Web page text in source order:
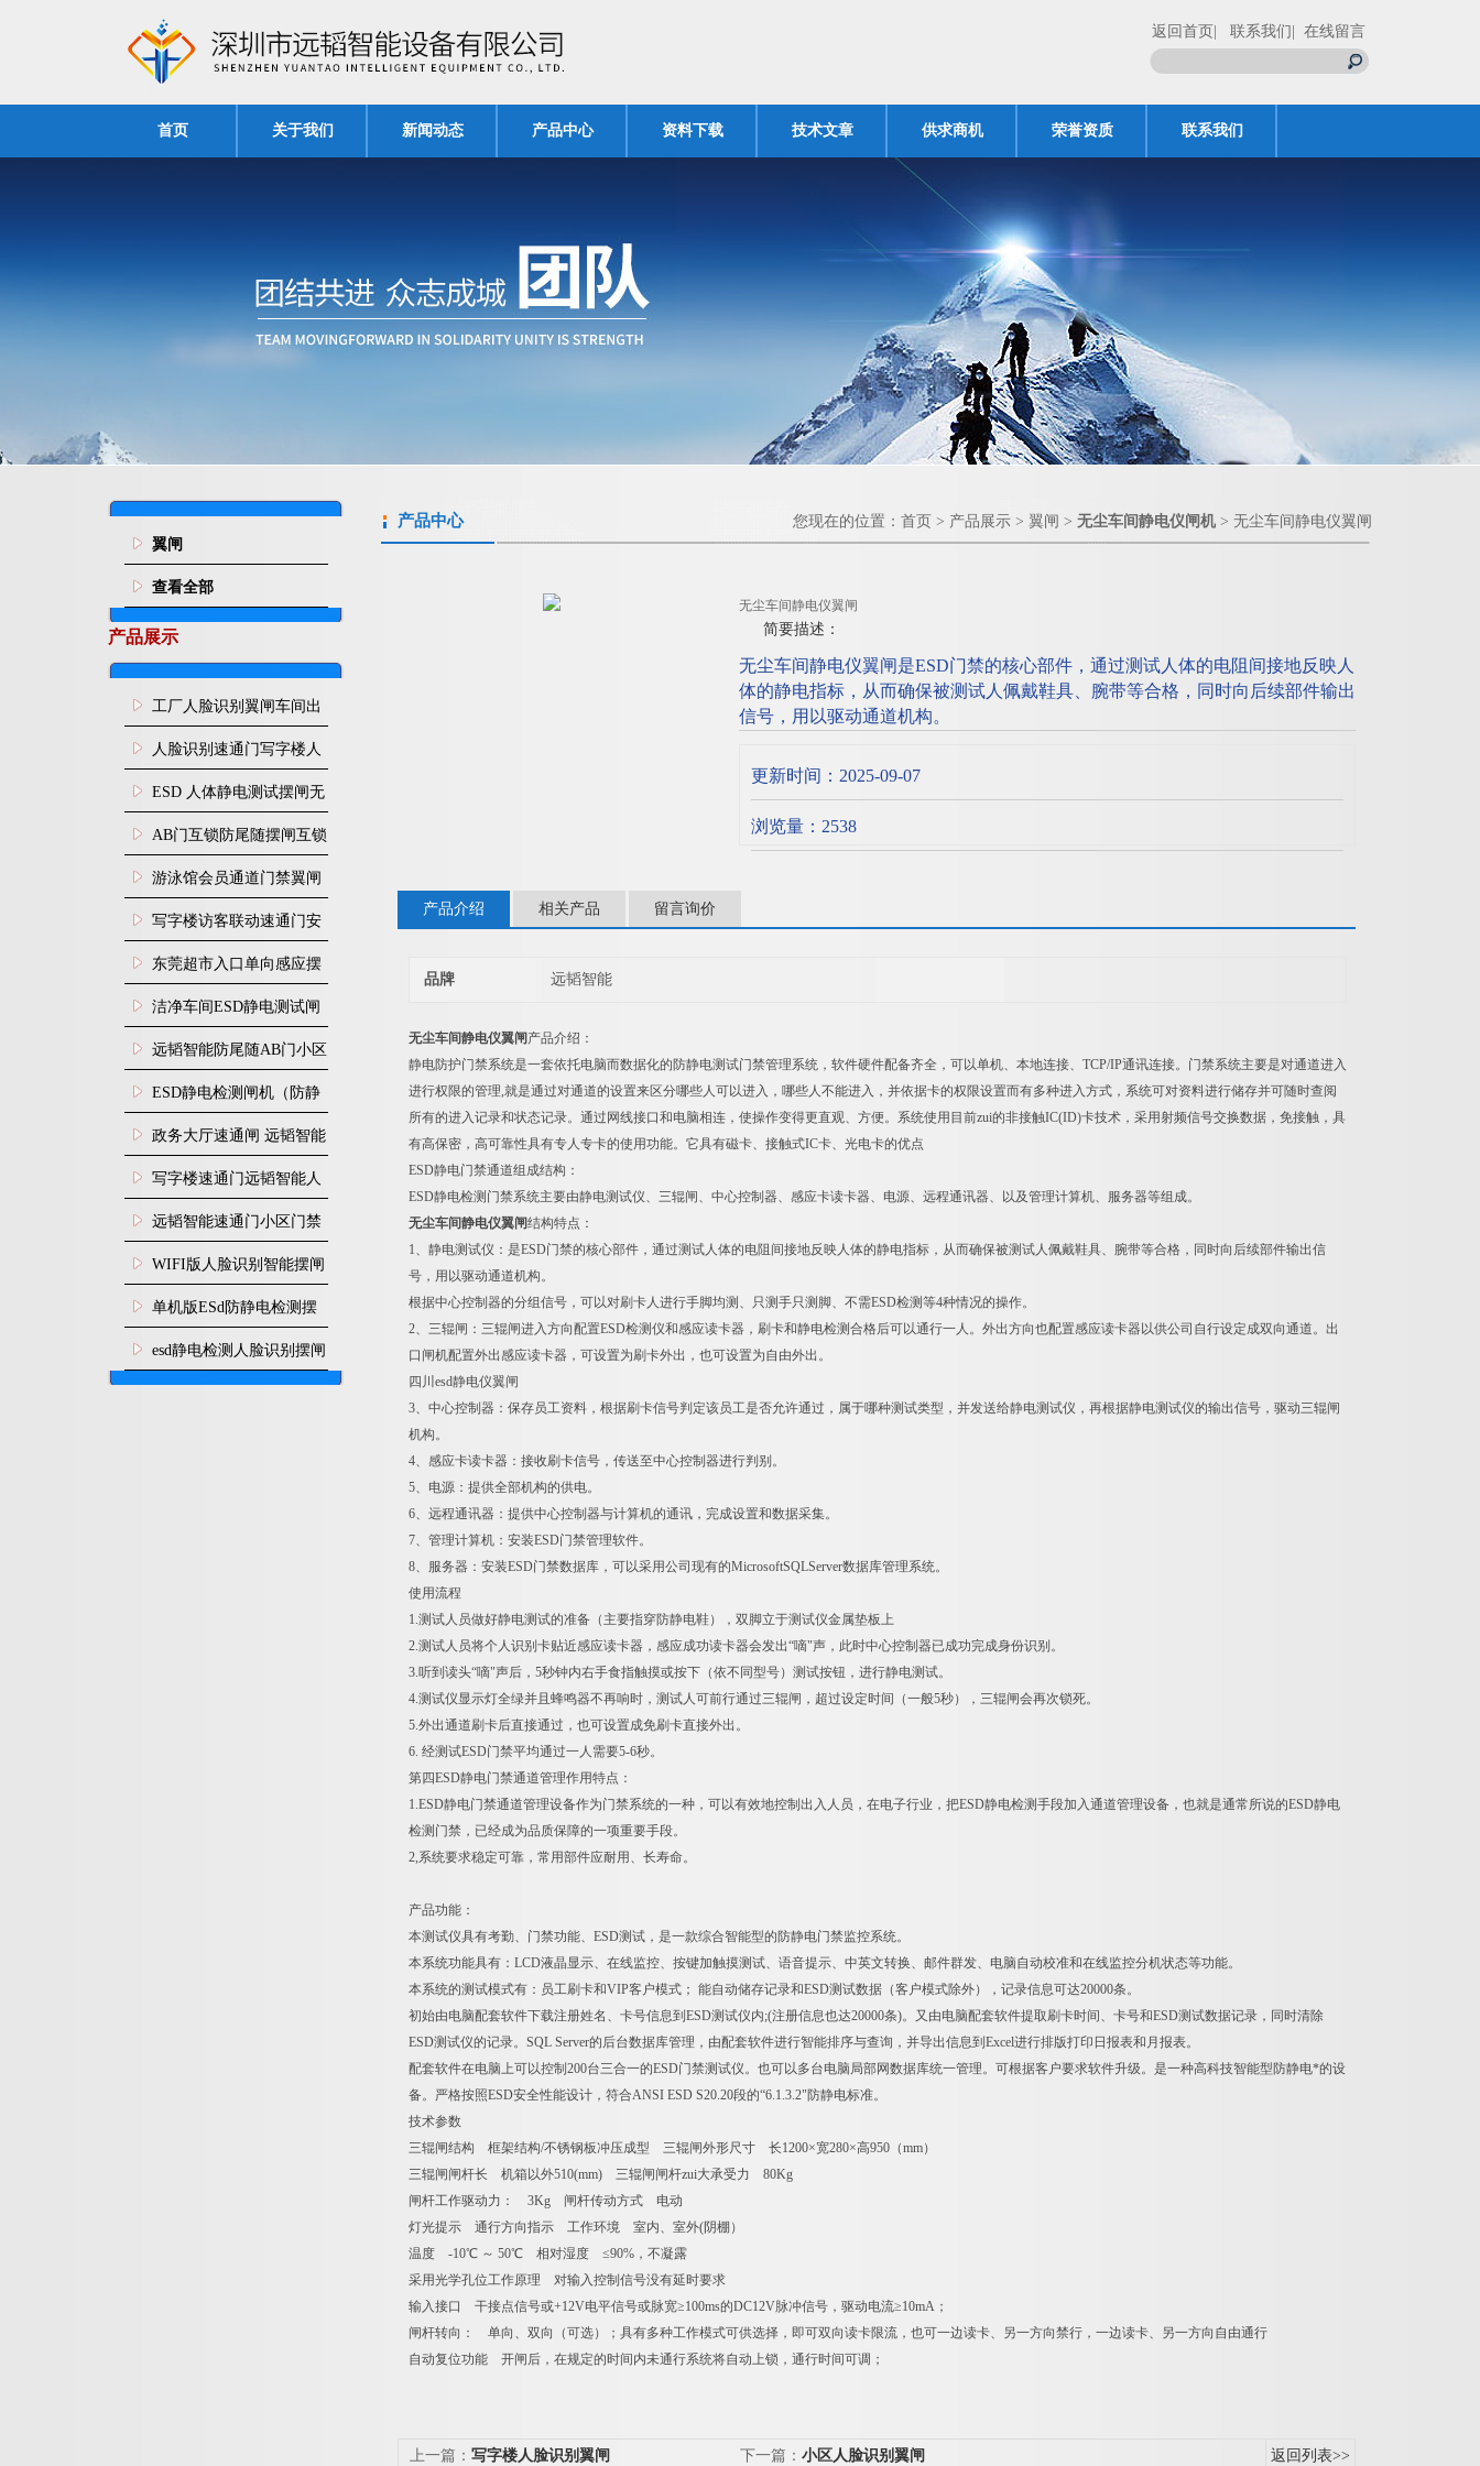
返回首页 | 联系我们 | 在线留言
首页 关于我们 新闻动态 产品中心 资料下载 技术文章 供求商机 荣誉资质 联系我们
翼闸
查看全部
产品展示
工厂人脸识别翼闸车间出
入口人行通道门禁
人脸识别速通门写字楼人
行通道闸门禁设备
ESD 人体静电测试摆闸无
尘车间防静电闸机
AB门互锁防尾随摆闸互锁
闸机
游泳馆会员通道门禁翼闸
写字楼访客联动速通门安
装
东莞超市入口单向感应摆
闸安装
洁净车间ESD静电测试闸
机
远韬智能防尾随AB门小区
门禁闸机安装
​ESD静电检测闸机（防静
电门禁通道系统）
政务大厅速通闸 远韬智能
防尾随静音速通门
写字楼速通门远韬智能人
脸识别快速通道闸
远韬智能速通门小区门禁
闸机食堂消费摆闸
WIFI版人脸识别智能摆闸
机
单机版ESd防静电检测摆
闸机
esd静电检测人脸识别摆闸
安装
产品中心 您现在的位置： 首页 > 产品展示 > 翼闸 > 无尘车间静电仪闸机 > 无尘车间静电仪翼闸
无尘车间静电仪翼闸
简要描述：
无尘车间静电仪翼闸是ESD门禁的核心部件，通过测试人体的电阻间接地反映人
体的静电指标，从而确保被测试人佩戴鞋具、腕带等合格，同时向后续部件输出
信号，用以驱动通道机构。
更新时间：2025-09-07
浏览量：2538
产品介绍 相关产品 留言询价
品牌 远韬智能
无尘车间静电仪翼闸 产品介绍：
静电防护门禁系统是一套依托电脑而数据化的防静电测试门禁管理系统，软件硬件配备齐全，可以单机、本地连接、TCP/IP通讯连接。门禁系统主要是对通道进入
进行权限的管理,就是通过对通道的设置来区分哪些人可以进入，哪些人不能进入，并依据卡的权限设置而有多种进入方式，系统可对资料进行储存并可随时查阅
所有的进入记录和状态记录。通过网线接口和电脑相连，使操作变得更直观、方便。系统使用目前zui的非接触IC(ID)卡技术，采用射频信号交换数据，免接触，具
有高保密，高可靠性具有专人专卡的使用功能。它具有磁卡、接触式IC卡、光电卡的优点
ESD静电门禁通道组成结构：
ESD静电检测门禁系统主要由静电测试仪、三辊闸、中心控制器、感应卡读卡器、电源、远程通讯器、以及管理计算机、服务器等组成。
无尘车间静电仪翼闸结构特点：
1、静电测试仪：是ESD门禁的核心部件，通过测试人体的电阻间接地反映人体的静电指标，从而确保被测试人佩戴鞋具、腕带等合格，同时向后续部件输出信
号，用以驱动通道机构。
根据中心控制器的分组信号，可以对刷卡人进行手脚均测、只测手只测脚、不需ESD检测等4种情况的操作。
2、三辊闸：三辊闸进入方向配置ESD检测仪和感应读卡器，刷卡和静电检测合格后可以通行一人。外出方向也配置感应读卡器以供公司自行设定成双向通道。出
口闸机配置外出感应读卡器，可设置为刷卡外出，也可设置为自由外出。
四川esd静电仪翼闸
3、中心控制器：保存员工资料，根据刷卡信号判定该员工是否允许通过，属于哪种测试类型，并发送给静电测试仪，再根据静电测试仪的输出信号，驱动三辊闸
机构。
4、感应卡读卡器：接收刷卡信号，传送至中心控制器进行判别。
5、电源：提供全部机构的供电。
6、远程通讯器：提供中心控制器与计算机的通讯，完成设置和数据采集。
7、管理计算机：安装ESD门禁管理软件。
8、服务器：安装ESD门禁数据库，可以采用公司现有的MicrosoftSQLServer数据库管理系统。
使用流程
1.测试人员做好静电测试的准备（主要指穿防静电鞋），双脚立于测试仪金属垫板上
2.测试人员将个人识别卡贴近感应读卡器，感应成功读卡器会发出“嘀"声，此时中心控制器已成功完成身份识别。
3.听到读头“嘀"声后，5秒钟内右手食指触摸或按下（依不同型号）测试按钮，进行静电测试。
4.测试仪显示灯全绿并且蜂鸣器不再响时，测试人可前行通过三辊闸，超过设定时间（一般5秒），三辊闸会再次锁死。
5.外出通道刷卡后直接通过，也可设置成免刷卡直接外出。
6. 经测试ESD门禁平均通过一人需要5-6秒。
第四ESD静电门禁通道管理作用特点：
1.ESD静电门禁通道管理设备作为门禁系统的一种，可以有效地控制出入人员，在电子行业，把ESD静电检测手段加入通道管理设备，也就是通常所说的ESD静电
检测门禁，已经成为品质保障的一项重要手段。
2,系统要求稳定可靠，常用部件应耐用、长寿命。
产品功能：
本测试仪具有考勤、门禁功能、ESD测试，是一款综合智能型的防静电门禁监控系统。
本系统功能具有：LCD液晶显示、在线监控、按键加触摸测试、语音提示、中英文转换、邮件群发、电脑自动校准和在线监控分机状态等功能。
本系统的测试模式有：员工刷卡和VIP客户模式； 能自动储存记录和ESD测试数据（客户模式除外），记录信息可达20000条。
初始由电脑配套软件下载注册姓名、卡号信息到ESD测试仪内;(注册信息也达20000条)。又由电脑配套软件提取刷卡时间、卡号和ESD测试数据记录，同时清除
ESD测试仪的记录。SQL Server的后台数据库管理，由配套软件进行智能排序与查询，并导出信息到Excel进行排版打印日报表和月报表。
配套软件在电脑上可以控制200台三合一的ESD门禁测试仪。也可以多台电脑局部网数据库统一管理。可根据客户要求软件升级。是一种高科技智能型防静电*的设
备。严格按照ESD安全性能设计，符合ANSI ESD S20.20段的“6.1.3.2"防静电标准。
技术参数
三辊闸结构 框架结构/不锈钢板冲压成型 三辊闸外形尺寸 长1200×宽280×高950（mm）
三辊闸闸杆长 机箱以外510(mm) 三辊闸闸杆zui大承受力 80Kg
闸杆工作驱动力： 3Kg 闸杆传动方式 电动
灯光提示 通行方向指示 工作环境 室内、室外(阴棚）
温度 -10℃ ～ 50℃ 相对湿度 ≤90%，不凝露
采用光学孔位工作原理 对输入控制信号没有延时要求
输入接口 干接点信号或+12V电平信号或脉宽≥100ms的DC12V脉冲信号，驱动电流≥10mA；
闸杆转向： 单向、双向（可选）；具有多种工作模式可供选择，即可双向读卡限流，也可一边读卡、另一方向禁行，一边读卡、另一方向自由通行
自动复位功能 开闸后，在规定的时间内未通行系统将自动上锁，通行时间可调；
上一篇： 写字楼人脸识别翼闸 下一篇： 小区人脸识别翼闸 返回列表>>